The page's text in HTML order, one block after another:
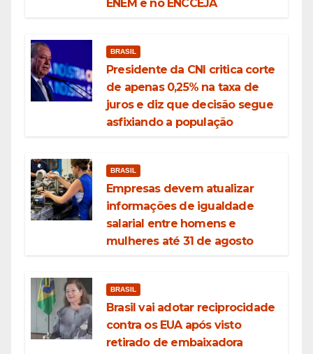
ENEM e no ENCCEJA
BRASIL
Presidente da CNI critica corte
de apenas 0,25% na taxa de
juros e diz que decisão segue
asfixiando a população
BRASIL
Empresas devem atualizar
informações de igualdade
salarial entre homens e
mulheres até 31 de agosto
BRASIL
Brasil vai adotar reciprocidade
contra os EUA após visto
retirado de embaixadora